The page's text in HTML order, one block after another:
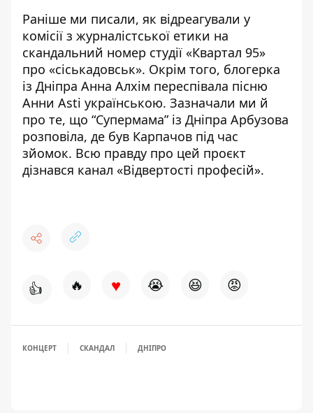
Раніше ми писали, як відреагували у
комісії з журналістської етики на
скандальний номер студії «Квартал 95»
про «сіськадовськ». Окрім того, блогерка
із Дніпра Анна Алхім переспівала пісню
Анни Asti українською. Зазначали ми й
про те, що “Супермама” із Дніпра Арбузова
розповіла, де був Карпачов під час
зйомок. Всю правду про цей проєкт
дізнався канал «Відвертості професій».
👍 🔥 ♥ 😭 😆 😡
КОНЦЕРТ СКАНДАЛ ДНІПРО